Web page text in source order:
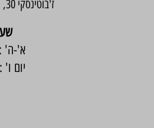
ז'בוטינסקי 30, ראשון לציון 03-9667890
א'-ה' : 09:30-19:30
יום ו' : 09:30-